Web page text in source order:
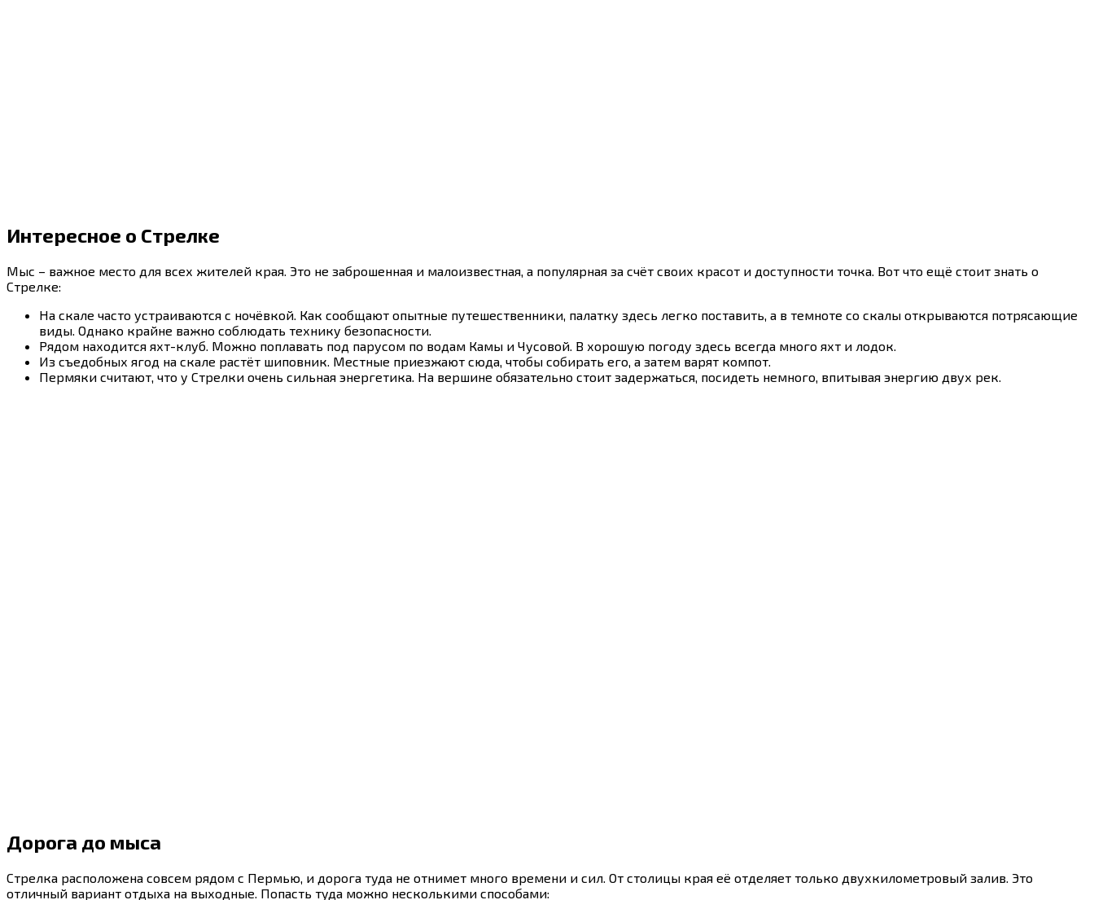
Интересное о Стрелке
Мыс – важное место для всех жителей края. Это не заброшенная и малоизвестная, а популярная за счёт своих красот и доступности точка. Вот что ещё стоит знать о
Стрелке:
На скале часто устраиваются с ночёвкой. Как сообщают опытные путешественники, палатку здесь легко поставить, а в темноте со скалы открываются потрясающие
виды. Однако крайне важно соблюдать технику безопасности.
Рядом находится яхт-клуб. Можно поплавать под парусом по водам Камы и Чусовой. В хорошую погоду здесь всегда много яхт и лодок.
Из съедобных ягод на скале растёт шиповник. Местные приезжают сюда, чтобы собирать его, а затем варят компот.
Пермяки считают, что у Стрелки очень сильная энергетика. На вершине обязательно стоит задержаться, посидеть немного, впитывая энергию двух рек.
Дорога до мыса
Стрелка расположена совсем рядом с Пермью, и дорога туда не отнимет много времени и сил. От столицы края её отделяет только двухкилометровый залив. Это
отличный вариант отдыха на выходные. Попасть туда можно несколькими способами: